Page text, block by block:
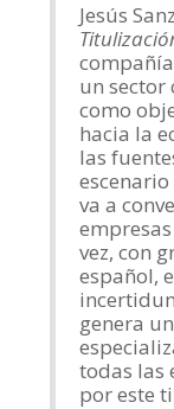
Jesús
un sector
como
hacia la
las
va a
vez, con
español,
genera
todas las
por este